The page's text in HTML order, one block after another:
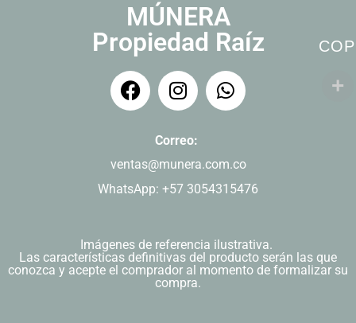
MÚNERA
Propiedad Raíz
Correo:
ventas@munera.com.co
WhatsApp: +57 3054315476
Imágenes de referencia ilustrativa.
Las características definitivas del producto serán las que
conozca y acepte el comprador al momento de formalizar su
compra.
COP